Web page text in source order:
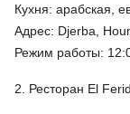
Кухня: арабская,
Адрес: Djerba,
Режим работы:
2. Ресторан El